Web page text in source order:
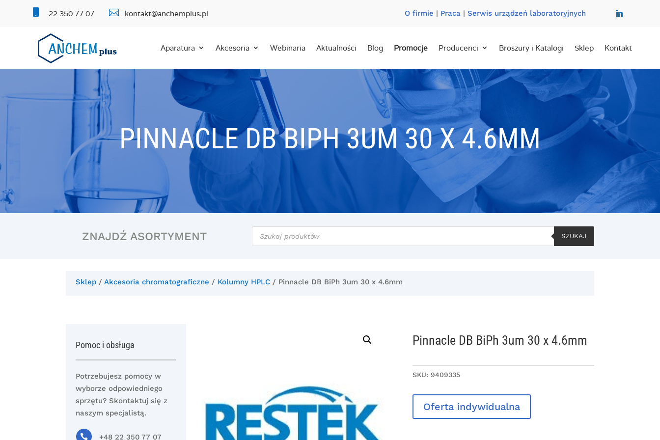
22 350 77 07  kontakt@anchemplus.pl O firmie | Praca| Serwis urządzeń laboratoryjnych
Aparatura Akcesoria Webinaria Aktualności Blog Promocje Producenci Broszury i Katalogi Sklep Kontakt
PINNACLE DB BIPH 3UM 30 X 4.6MM
ZNAJDŹ ASORTYMENT
Wyszukiwarka
produktów
SZUKAJ
Sklep /Akcesoria chromatograficzne / Kolumny HPLC / Pinnacle DB BiPh 3um 30 x 4.6mm
Pomoc i obsługa
Potrzebujesz pomocy w
wyborze odpowiedniego
sprzętu? Skontaktuj się z
naszym specjalistą.
 +48 22 350 77 07
Pinnacle DB BiPh 3um 30 x 4.6mm
SKU: 9409335
Oferta indywidualna